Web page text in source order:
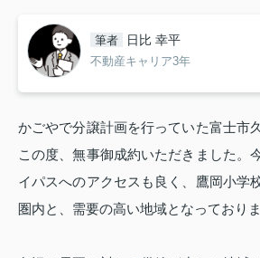
筆者 日比 幸平
不動産キャリア3年
かごやで分譲計画を行っていた富士市
この度、無事御成約いただきました。
イパスへのアクセスも良く、鷹岡小学
圏内と、需要の高い地域となっておりま